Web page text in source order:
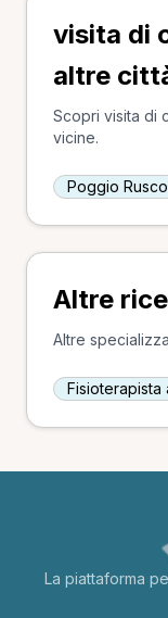
visita di
altre
Scopri visita di
vicine.
Poggio Rusco
Altre
Altre
Fisioterapista
La piattaforma